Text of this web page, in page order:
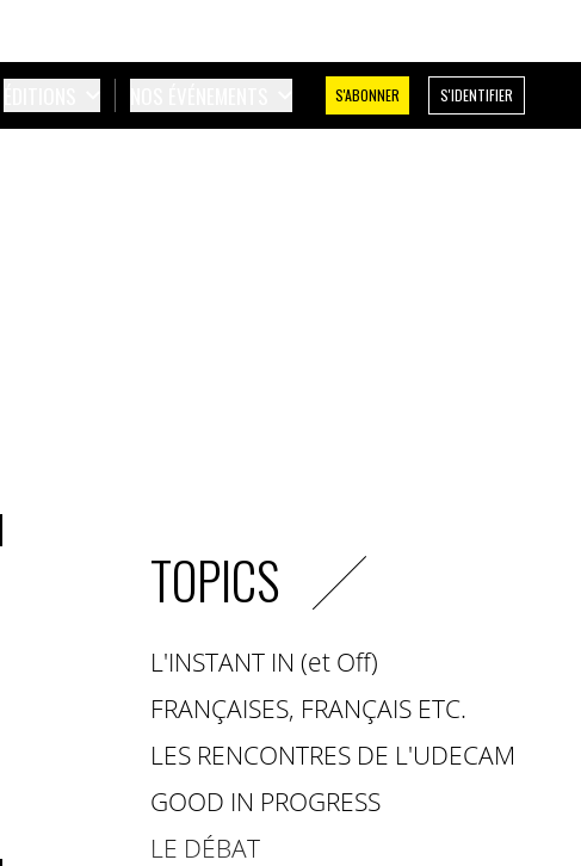
S'ABONNER S'IDENTIFIER
TOPICS
L'INSTANT IN (et Off)
FRANÇAISES, FRANÇAIS ETC.
LES RENCONTRES DE L'UDECAM
GOOD IN PROGRESS
LE DÉBAT